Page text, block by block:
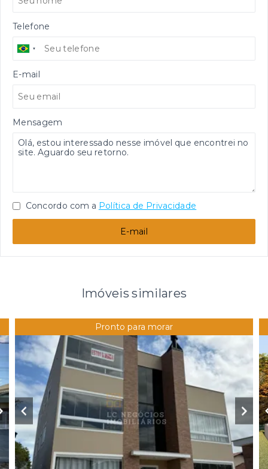
Telefone
E-mail
Mensagem
Concordo com a Política de Privacidade
E-mail
Imóveis similares
Pronto para morar